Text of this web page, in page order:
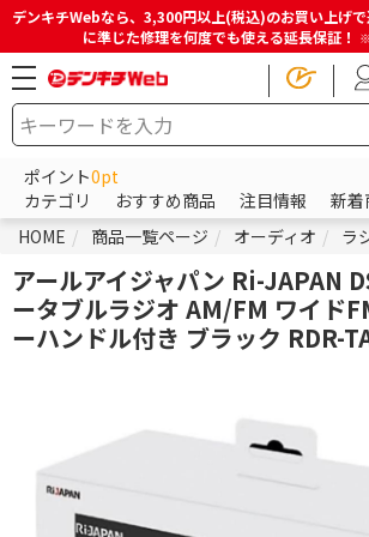
デンキチWebなら、3,300円以上(税込)のお買い上げ
に準じた修理を何度でも使える延長保証！
ポイント0pt
カテゴリ
おすすめ商品 注目情報 新着
HOME
商品一覧ページ オーディオ ラ
アールアイジャパン Ri-JAPAN
ータブルラジオ AM/FM ワイド
ーハンドル付き ブラック RDR-